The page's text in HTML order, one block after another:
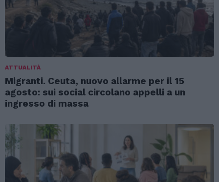
ATTUALITÀ
Migranti. Ceuta, nuovo allarme per il 15
agosto: sui social circolano appelli a un
ingresso di massa